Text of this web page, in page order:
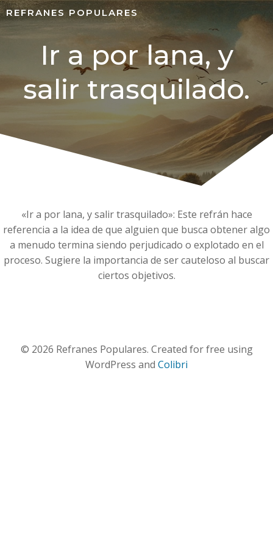
REFRANES POPULARES
Ir a por lana, y
salir trasquilado.
«Ir a por lana, y salir trasquilado»: Este refrán hace
referencia a la idea de que alguien que busca obtener algo
a menudo termina siendo perjudicado o explotado en el
proceso. Sugiere la importancia de ser cauteloso al buscar
ciertos objetivos.
© 2026 Refranes Populares. Created for free using
WordPress and Colibri